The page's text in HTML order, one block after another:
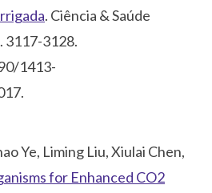
. Ciência & Saúde
3117-3128.
1413-
Ye, Liming Liu, Xiulai Chen,
for Enhanced CO2